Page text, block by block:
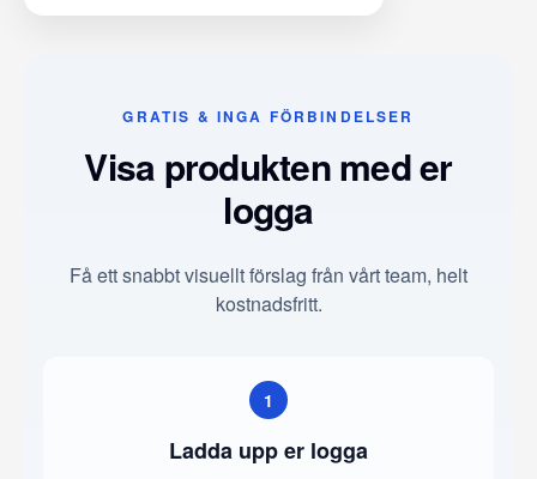
GRATIS & INGA FÖRBINDELSER
Visa produkten med er
logga
Få ett snabbt visuellt förslag från vårt team, helt
kostnadsfritt.
1
Ladda upp er logga